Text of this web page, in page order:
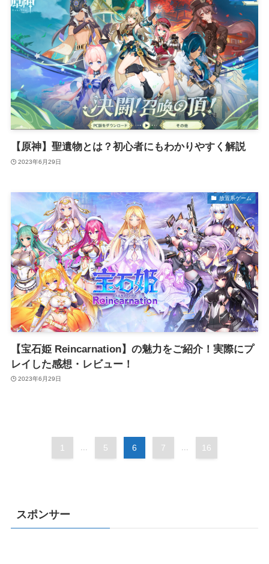
【原神】聖遺物とは？初心者にもわかりやすく解説
2023年6月29日
放置系ゲーム
【宝石姫 Reincarnation】の魅力をご紹介！実際にプ
レイした感想・レビュー！
2023年6月29日
1 5 6 7 16
スポンサー